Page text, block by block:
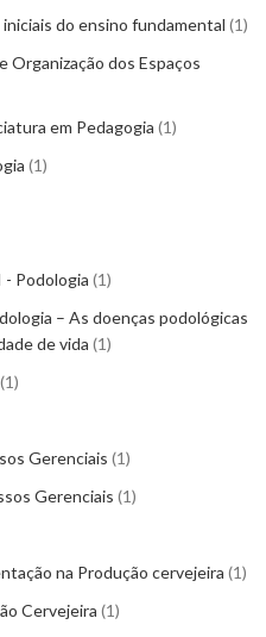
do ensino fundamental 1
Organização dos Espaços
em Pedagogia 1
1
Podologia 1
– As doenças podológicas
de vida 1
1
Gerenciais 1
Gerenciais 1
na Produção cervejeira 1
Cervejeira 1